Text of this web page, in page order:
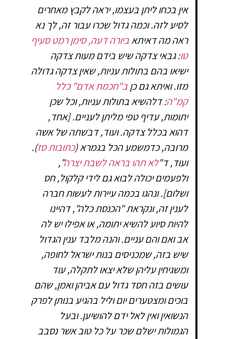
אין בכחו ליתן בעצמו, יראה לקבץ מאחרים
לסיע לזה. וכמה גדול שכרו עבור זה, לך נא
ראה מה דאיתאביורה דעה, סימן רמט סעיף
טו: גבאי צדקה שיש בידם מעות צדקה
ישיאו בהם בתולות עניות, שאין צדקה גדולה
מזו. ואיתא גם כןב"חכמת אדם" כלל
קמ"ה: דלהשיא בתולות עניות, וכל שכן
יתומות, עדיף טפי מליתן לעניים. [אחד,
דהוא בכלל צדקה. ועוד, דבֹשתה של אשה
מרובה, כדמשמע הכל בגמרא (כתובות סז).
ועוד, ד"לא תהו בראה לשבת יצרה",
ולפעמים יכולה לבוא גם לידי קלקול, חס
ושלום]. ונהגו בכמה עיירות לעשות חברה
לענין זה, ונקראת "הכנסת כלה", דהיינו
להיות סיוע להשיא יתומה, או אפילו יש לה
אב ואם והם עניים. והנה מלבד ענין הגדול
שיש בזה, שמכניסים בנות ישראל לחופה,
ומשגיחין עליהן שלא יצאו לתקלה, עוד
עושים בזה חסד גדול עם אביהן ואמן, שהם
בוכים ומצטערים יום וליל בהגיע בנותן לפרק
הנשואין ואין לאל ידם להושיען. ובעל
הגמולות ישלם שכר על כל טוב אשר נסבב